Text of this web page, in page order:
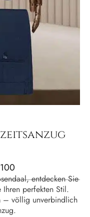
entdecken Sie
perfekten Stil.
– völlig unverbindlich